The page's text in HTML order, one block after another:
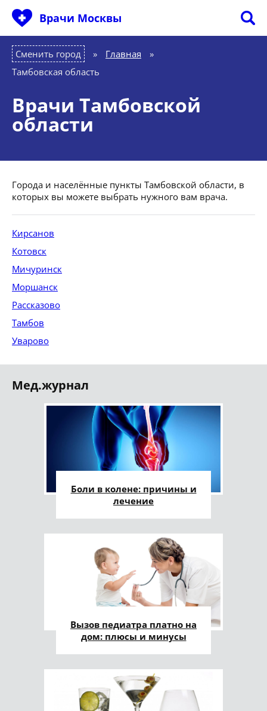
Врачи Москвы
Сменить город Главная
»
Тамбовская область
Врачи Тамбовской
области
Города и населённые пункты Тамбовской области, в
которых вы можете выбрать нужного вам врача.
Кирсанов
Котовск
Мичуринск
Моршанск
Рассказово
Тамбов
Уварово
Мед.журнал
Боли в колене: причины и
лечение
Вызов педиатра платно на
дом: плюсы и минусы